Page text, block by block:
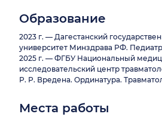
Образование
2023 г. — Дагестанский
университет Минздрава РФ.
2025 г. — ФГБУ Национальный
исследовательский центр
Р. Р. Вредена. Ординатура.
Места работы